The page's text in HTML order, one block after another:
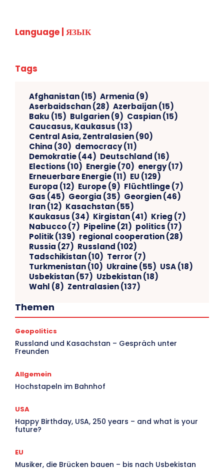
Language | ЯЗЫК
Tags
Afghanistan(15) Armenia (9)
Aserbaidschan(28) Azerbaijan(15)
Baku (15) Bulgarien(9) Caspian(15)
Caucasus, Kaukasus (13)
Central Asia, Zentralasien(90)
China (30) democracy(11)
Demokratie(44) Deutschland (16)
Elections (10) Energie(70) energy(17)
Erneuerbare Energie(11) EU (129)
Europa (12) Europe(9) Flüchtlinge(7)
Gas (45) Georgia (35) Georgien(46)
Iran(12) Kasachstan(55)
Kaukasus (34) Kirgistan(41) Krieg (7)
Nabucco(7) Pipeline(21) politics (17)
Politik(139) regional cooperation(28)
Russia (27) Russland (102)
Tadschikistan(10) Terror (7)
Turkmenistan(10) Ukraine(55) USA(18)
Usbekistan(57) Uzbekistan(18)
Wahl (8) Zentralasien(137)
Themen
Geopolitics
Russland und Kasachstan – Gespräch unter
Freunden
Allgemein
Hochstapeln im Bahnhof
USA
Happy Birthday, USA, 250 years – and what is your
future?
EU
Musiker, die Brücken bauen – bis nach Usbekistan